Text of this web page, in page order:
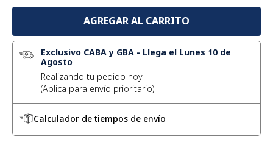
AGREGAR AL CARRITO
Exclusivo CABA y GBA - Llega el Lunes 10 de
Agosto
Realizando tu pedido hoy
Calculador de tiempos de envío